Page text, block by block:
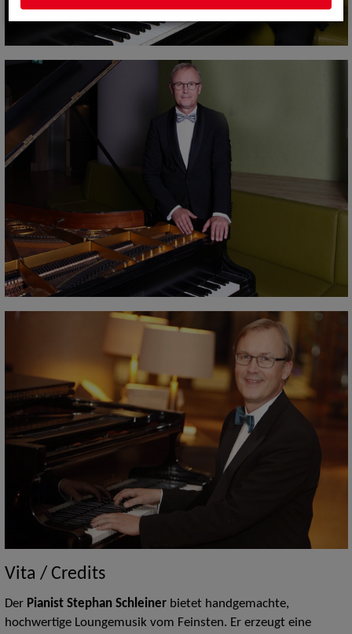
Vita / Credits
Der Pianist Stephan Schleinerbietet handgemachte,
hochwertige Loungemusik vom Feinsten. Er erzeugt eine